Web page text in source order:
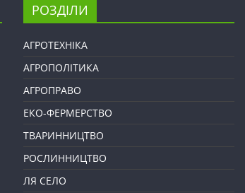
РОЗДІЛИ
АГРОТЕХНІКА
АГРОПОЛІТИКА
АГРОПРАВО
ЕКО-ФЕРМЕРСТВО
ТВАРИННИЦТВО
РОСЛИННИЦТВО
ЛЯ СЕЛО